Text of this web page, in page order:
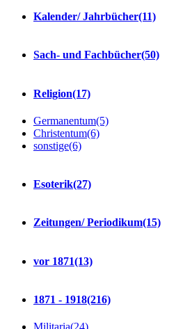
Kalender/ Jahrbücher(11)
Sach- und Fachbücher(50)
Religion(17)
Germanentum(5)
Christentum(6)
sonstige(6)
Esoterik(27)
Zeitungen/ Periodikum(15)
vor 1871(13)
1871 - 1918(216)